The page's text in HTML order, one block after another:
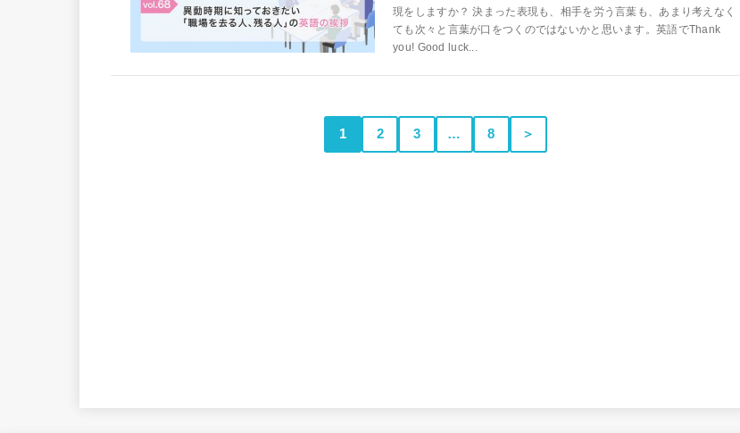
現をしますか？ 決まった表現も、相手を労う言葉も、あまり考えなく
ても次々と言葉が口をつくのではないかと思います。英語でThank
you! Good luck...
1 2 3 … 8 ＞